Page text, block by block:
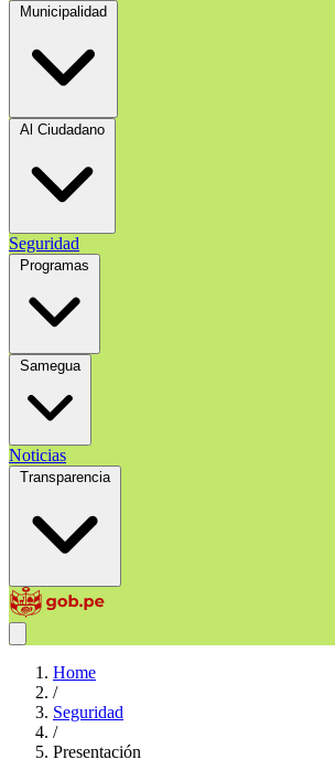
Municipalidad
Al Ciudadano
Seguridad
Programas
Samegua
Noticias
Transparencia
Home
/
Seguridad
/
Presentación